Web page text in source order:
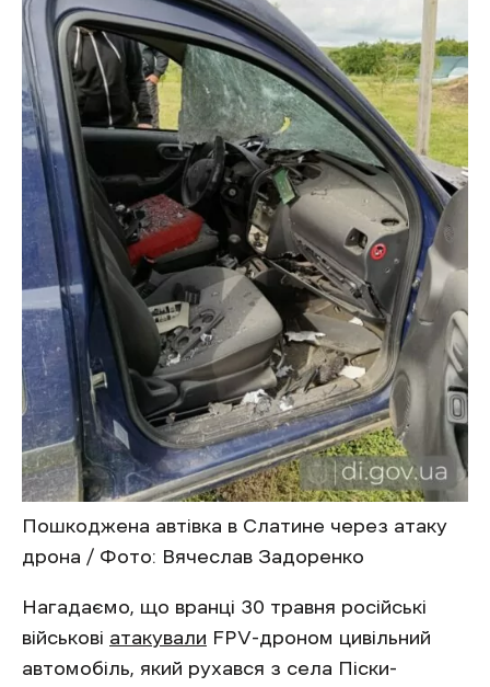
Пошкоджена автівка в Слатине через атаку
дрона / Фото: Вячеслав Задоренко
Нагадаємо, що вранці 30 травня російські
військові атакували FPV-дроном цивільний
автомобіль, який рухався з села Піски-